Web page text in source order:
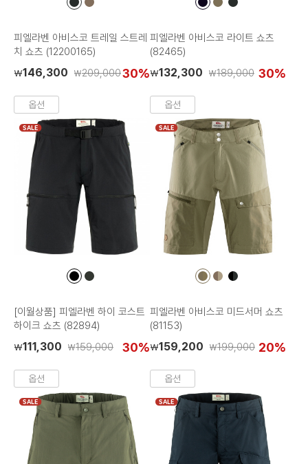
컬
컬
피엘라벤 아비스코 트레일 스트레
치 쇼츠 (12200165)
₩146,300 ₩209,00030%
옵션
컬
컬
컬
피엘라벤 아비스코 라이트 쇼츠
(82465)
₩132,300 ₩189,000 30%
옵션
SALE
컬
컬
[이월상품] 피엘라벤 하이 코스트
하이크 쇼츠 (82894)
₩111,300 ₩159,000 30%
옵션
SALE
컬
컬
컬
피엘라벤 아비스코 미드서머 쇼츠
(81153)
₩159,200 ₩199,000 20%
옵션
SALE SALE